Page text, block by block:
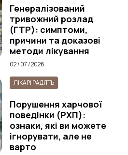
Генералізований
тривожний розлад
(ГТР): симптоми,
причини та доказові
методи лікування
02 / 07 / 2026
ЛІКАРІ РАДЯТЬ
Порушення харчової
поведінки (РХП):
ознаки, які ви можете
ігнорувати, але не
варто